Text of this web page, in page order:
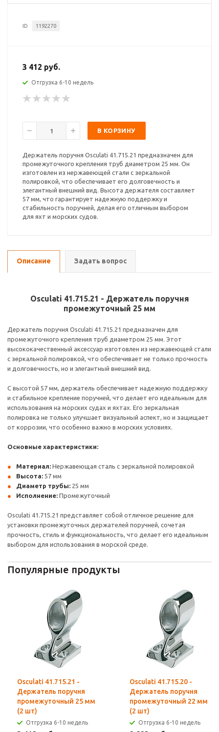
ID 1192270
3 412 руб.
Отгрузка 6-10 недель
В КОРЗИНУ
Держатель поручня Osculati 41.715.21 предназначен для
промежуточного крепления труб диаметром 25 мм. Он
изготовлен из нержавеющей стали с зеркальной
полировкой, что обеспечивает его долговечность и
элегантный внешний вид. Высота держателя составляет
57 мм, что гарантирует надежную поддержку и
стабильность поручней, делая его отличным выбором
для яхт и морских судов.
Описание Задать вопрос
Osculati 41.715.21 - Держатель поручня
промежуточный 25 мм
Держатель поручня Osculati 41.715.21 предназначен для
промежуточного крепления труб диаметром 25 мм. Этот
высококачественный аксессуар изготовлен из нержавеющей стали
с зеркальной полировкой, что обеспечивает не только прочность
и долговечность, но и элегантный внешний вид.
С высотой 57 мм, держатель обеспечивает надежную поддержку
и стабильное крепление поручней, что делает его идеальным для
использования на морских судах и яхтах. Его зеркальная
полировка не только улучшает визуальный аспект, но и защищает
от коррозии, что особенно важно в морских условиях.
Основные характеристики:
Материал: Нержавеющая сталь с зеркальной полировкой
Высота: 57 мм
Диаметр трубы: 25 мм
Исполнение: Промежуточный
Osculati 41.715.21 представляет собой отличное решение для
установки промежуточных держателей поручней, сочетая
прочность, стиль и функциональность, что делает его идеальным
выбором для использования в морской среде.
Популярные продукты
Osculati 41.715.21 -
Держатель поручня
промежуточный 25 мм
(2 шт)
Отгрузка 6-10 недель
Osculati 41.715.20 -
Держатель поручня
промежуточный 22 мм
(2 шт)
Отгрузка 6-10 недель